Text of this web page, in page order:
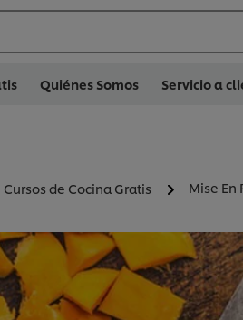
Quiénes Somos Servicio a
Cursos de Cocina Gratis Mise En